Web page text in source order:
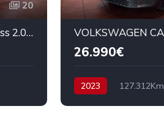
20
Volkswagen T-Roc Business 2.0 TDI 115cv
26.990€
2023
127.312Km